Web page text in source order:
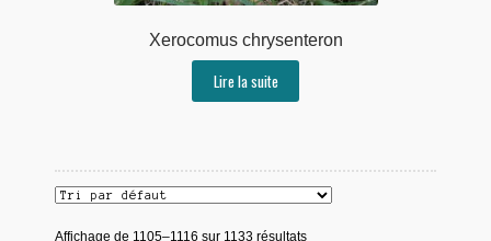
Xerocomus chrysenteron
Lire la suite
Affichage de 1105–1116 sur 1133 résultats